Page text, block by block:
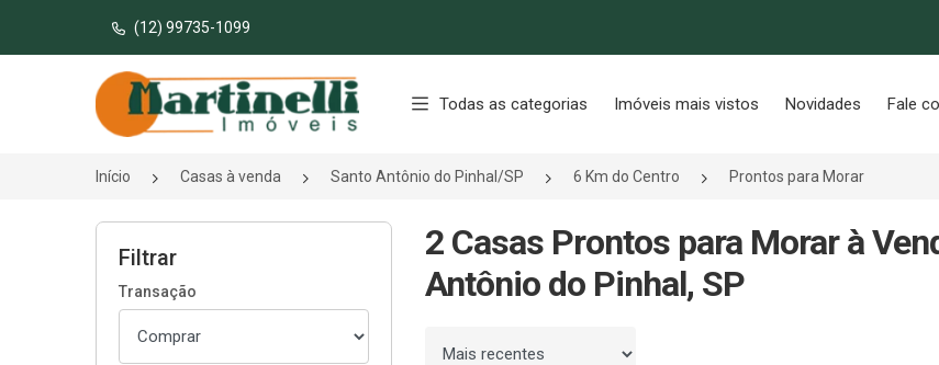
(12) 99735-1099
Página inicial
Todas as categorias Imóveis mais vistos Novidades Fale
Início Casas à venda Santo Antônio do Pinhal/SP 6 Km do Centro Prontos para Morar
Filtrar
Transação
2 Casas Prontos para Morar à
Antônio do Pinhal, SP
Ordenar por